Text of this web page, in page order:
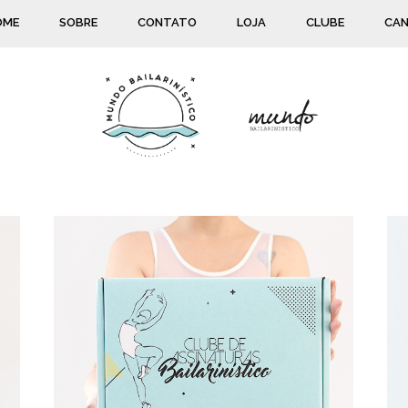
SOBRE CONTATO LOJA CLUBE